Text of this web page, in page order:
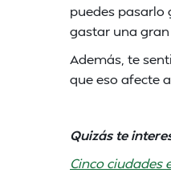
puedes pasarlo
gastar una
Además, te
que eso afecte
Quizás te
Cinco